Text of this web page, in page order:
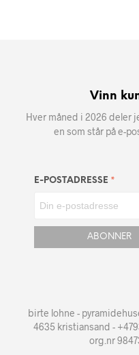
Vinn
Hver måned i 2026 deler
en som står på e-
E-POSTADRESSE *
birte lohne -
4635 kristiansand -
org.nr